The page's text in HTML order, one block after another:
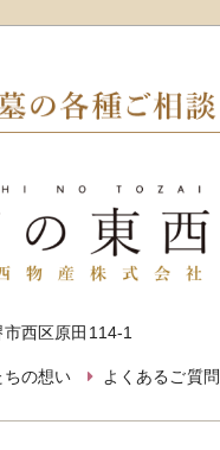
西区原田114-1
ちの想い よくあるご質問